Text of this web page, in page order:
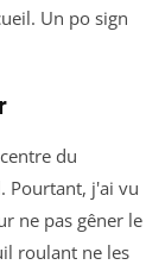
Un po sign
du
Pourtant, j'ai vu
ne pas gêner le
roulant ne les